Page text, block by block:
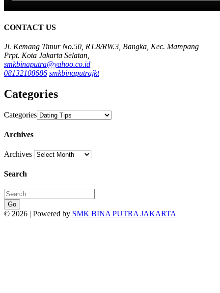
CONTACT US
Jl. Kemang Timur No.50, RT.8/RW.3, Bangka, Kec. Mampang
Prpt. Kota Jakarta Selatan,
smkbinaputra@yahoo.co.id
08132108686 smkbinaputrajkt
Categories
Categories
Archives
Archives
Search
Go
© 2026 | Powered by SMK BINA PUTRA JAKARTA